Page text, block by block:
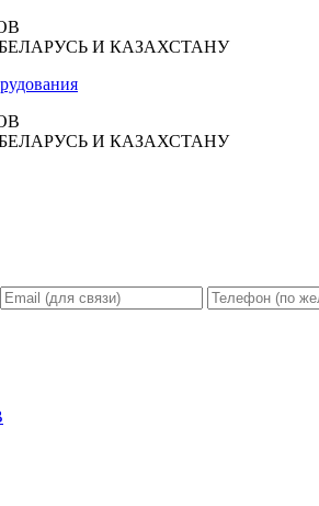
И КАЗАХСТАНУ
И КАЗАХСТАНУ